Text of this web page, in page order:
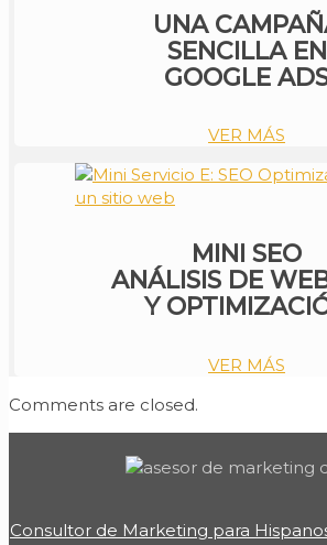
UNA
SENCILLA EN
GOOGLE
VER MÁS
MINI SEO
ANÁLISIS DE
Y
VER MÁS
Comments are closed.
Consultor de Marketing para